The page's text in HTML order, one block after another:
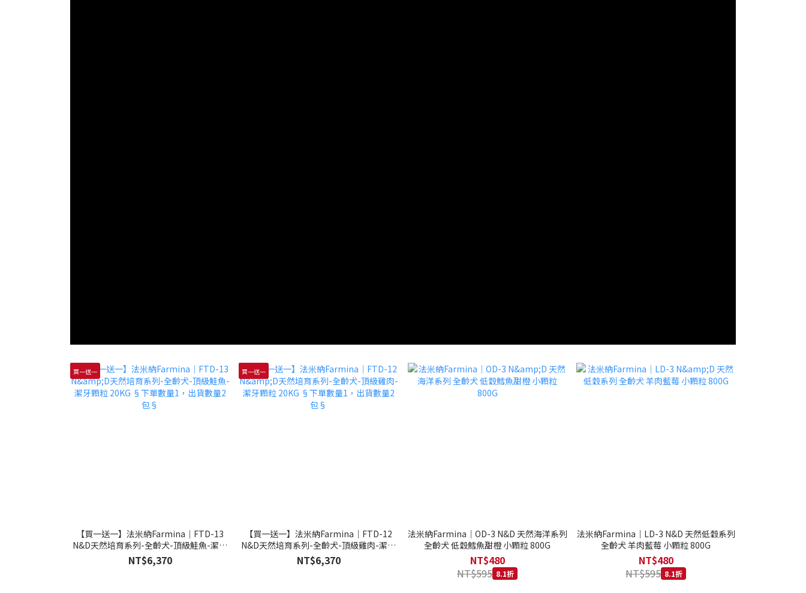
買一送一
【買一送一】法米納Farmina｜FTD-13
N&D天然培育系列-全齡犬-頂級鮭魚-潔牙
顆粒 20KG §下單數量1，出貨數量2包§
NT$6,370
買一送一
【買一送一】法米納Farmina｜FTD-12
N&D天然培育系列-全齡犬-頂級雞肉-潔牙
顆粒 20KG §下單數量1，出貨數量2包§
NT$6,370
法米納Farmina｜OD-3 N&D 天然海洋系列
全齡犬 低穀鱈魚甜橙 小顆粒 800G
NT$480
NT$595 8.1折
法米納Farmina｜LD-3 N&D 天然低穀系列
全齡犬 羊肉藍莓 小顆粒 800G
NT$480
NT$595 8.1折